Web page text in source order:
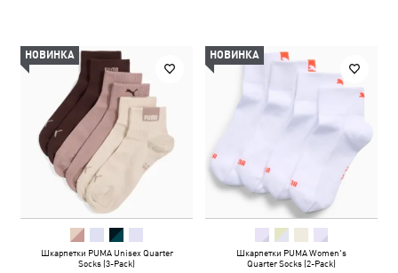
НОВИНКА
Шкарпетки PUMA Unisex Quarter
Socks (3-Pack)
НОВИНКА
Шкарпетки PUMA Women's
Quarter Socks (2-Pack)